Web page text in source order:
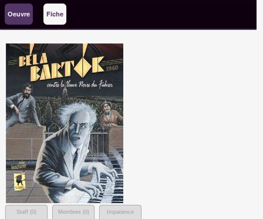
Oeuvre Fiche
Staff (0) Membres (0)
Impatience